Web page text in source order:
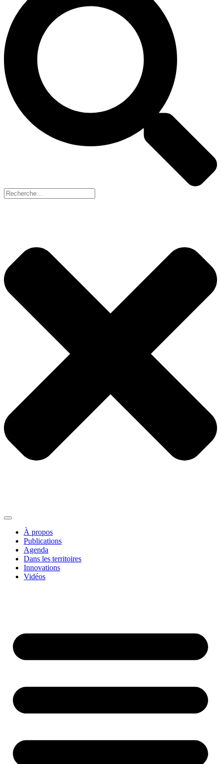
À propos
Publications
Agenda
Dans les territoires
Innovations
Vidéos